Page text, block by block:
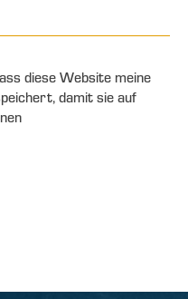
diese Website meine
damit sie auf